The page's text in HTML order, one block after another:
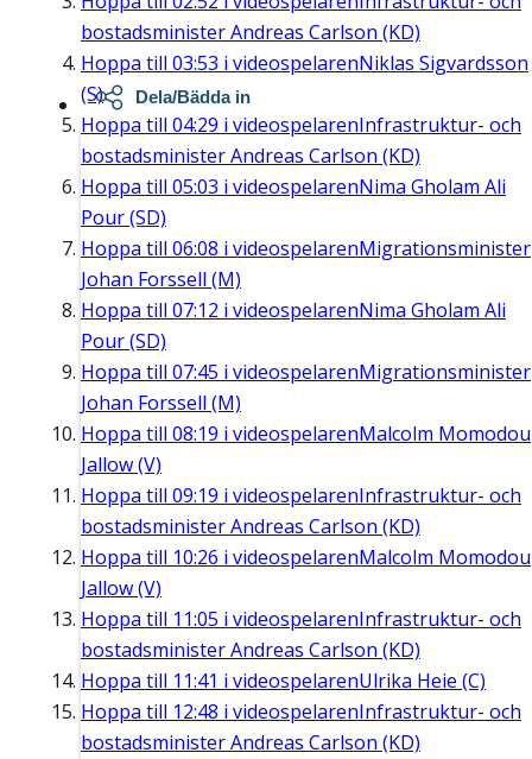
bostadsminister Andreas Carlson (KD)
Hoppa till 03:53 i videospelarenNiklas Sigvardsson
(S)
Hoppa till 04:29 i videospelarenInfrastruktur- och
bostadsminister Andreas Carlson (KD)
Hoppa till 05:03 i videospelarenNima Gholam Ali
Pour (SD)
Hoppa till 06:08 i videospelarenMigrationsminister
Johan Forssell (M)
Hoppa till 07:12 i videospelarenNima Gholam Ali
Pour (SD)
Hoppa till 07:45 i videospelarenMigrationsminister
Johan Forssell (M)
Hoppa till 08:19 i videospelarenMalcolm Momodou
Jallow (V)
Hoppa till 09:19 i videospelarenInfrastruktur- och
bostadsminister Andreas Carlson (KD)
Hoppa till 10:26 i videospelarenMalcolm Momodou
Jallow (V)
Hoppa till 11:05 i videospelarenInfrastruktur- och
bostadsminister Andreas Carlson (KD)
Hoppa till 11:41 i videospelarenUlrika Heie (C)
Hoppa till 12:48 i videospelarenInfrastruktur- och
bostadsminister Andreas Carlson (KD)
Dela/Bädda in